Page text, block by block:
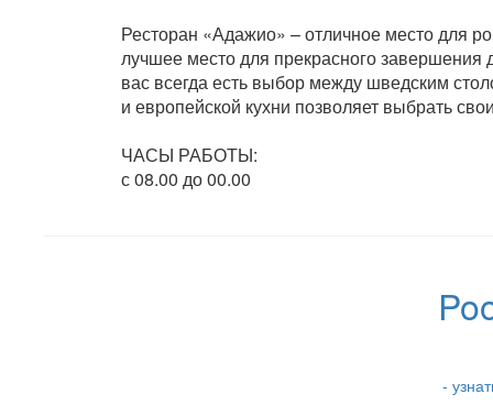
Ресторан «Адажио» – отличное место для
лучшее место для прекрасного завершения
вас всегда есть выбор между шведским
и европейской кухни позволяет выбрать
ЧАСЫ РАБОТЫ:
с 08.00 до 00.00
-